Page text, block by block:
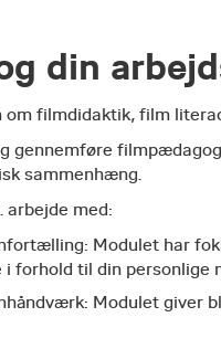
din
om filmdidaktik, film
gennemføre
sammenhæng.
arbejde med:
Modulet har
forhold til din
Modulet giver